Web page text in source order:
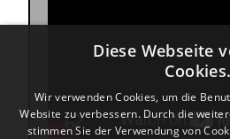
Diese Webseite
Cookies.
Wir verwenden Cookies, um die
Website zu verbessern. Durch die
stimmen Sie der Verwendung von